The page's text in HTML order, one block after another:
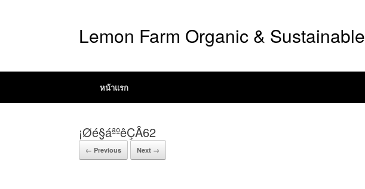
Lemon Farm Organic & Sustainable
หน้าแรก
¡Øé§áªºêÇÂ62
← Previous Next →